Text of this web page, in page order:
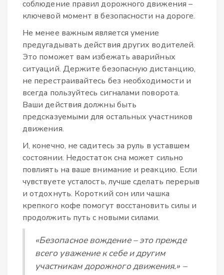
соблюдение правил дорожного движения –
ключевой момент в безопасности на дороге.
Не менее важным является умение
предугадывать действия других водителей.
Это поможет вам избежать аварийных
ситуаций. Держите безопасную дистанцию,
не перестраивайтесь без необходимости и
всегда пользуйтесь сигналами поворота.
Ваши действия должны быть
предсказуемыми для остальных участников
движения.
И, конечно, не садитесь за руль в уставшем
состоянии. Недостаток сна может сильно
повлиять на ваше внимание и реакцию. Если
чувствуете усталость, лучше сделать перерыв
и отдохнуть. Короткий сон или чашка
крепкого кофе помогут восстановить силы и
продолжить путь с новыми силами.
«Безопасное вождение – это прежде
всего уважение к себе и другим
участникам дорожного движения.» –